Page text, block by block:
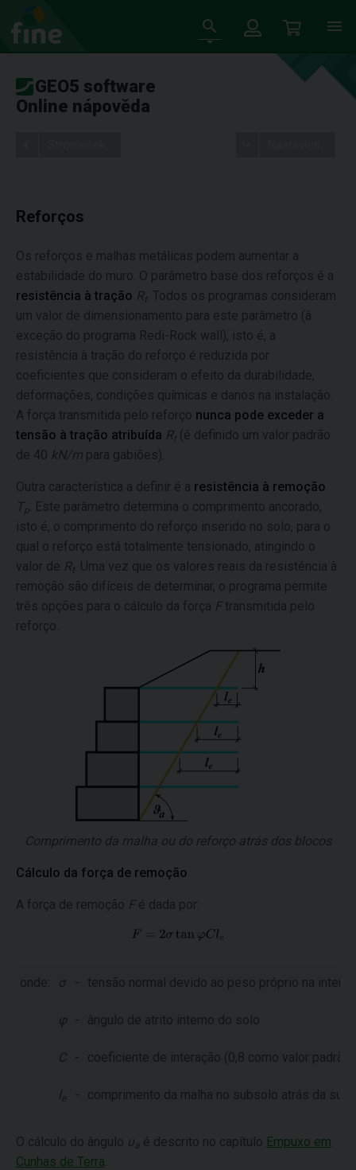
GEO5 software
Online nápověda
Reforços
Os reforços e malhas metálicas podem aumentar a
estabilidade do muro. O parâmetro base dos reforços é a
resistência à tração Rt . Todos os programas consideram
um valor de dimensionamento para este parâmetro (à
exceção do programa Redi-Rock wall), isto é, a
resistência à tração do reforço é reduzida por
coeficientes que consideram o efeito da durabilidade,
deformações, condições químicas e danos na instalação.
A força transmitida pelo reforço nunca pode exceder a
tensão à tração atribuída Rt (é definido um valor padrão
de 40 kN/m para gabiões).
Outra característica a definir é a resistência à remoção
Tp
. Este parâmetro determina o comprimento ancorado,
isto é, o comprimento do reforço inserido no solo, para o
qual o reforço está totalmente tensionado, atingindo o
valor de Rt . Uma vez que os valores reais da resistência à
remoção são difíceis de determinar, o programa permite
três opções para o cálculo da força F transmitida pelo
reforço.
Comprimento da malha ou do reforço atrás dos blocos
Cálculo da força de remoção
A força de remoção F é dada por:
onde: σ - tensão normal devido ao peso próprio na
φ - ângulo de atrito interno do solo
C - coeficiente de interação (0,8 como valor padrão)
le - comprimento da malha no subsolo atrás da
O cálculo do ângulo υa é descrito no capítulo Empuxo em
Cunhas de Terra